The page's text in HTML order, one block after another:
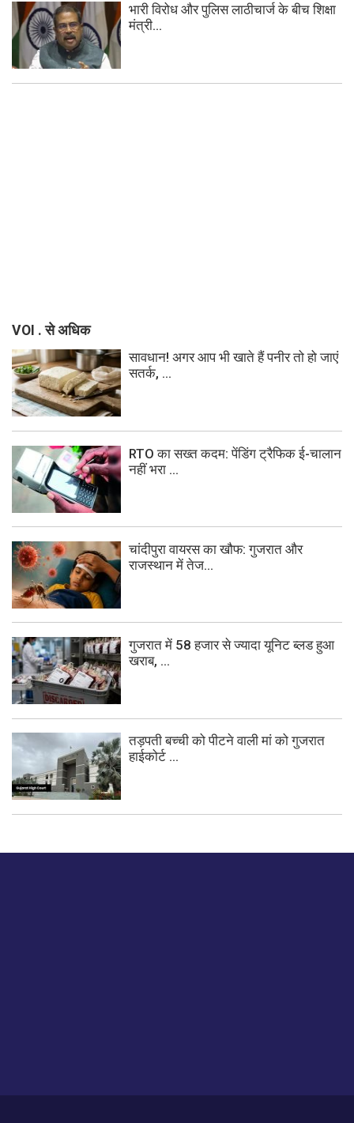
भारी विरोध और पुलिस लाठीचार्ज के बीच शिक्षा
मंत्री...
VOI . से अधिक
सावधान! अगर आप भी खाते हैं पनीर तो हो जाएं
सतर्क, ...
RTO का सख्त कदम: पेंडिंग ट्रैफिक ई-चालान
नहीं भरा ...
चांदीपुरा वायरस का खौफ: गुजरात और
राजस्थान में तेज...
गुजरात में 58 हजार से ज्यादा यूनिट ब्लड हुआ
खराब, ...
तड़पती बच्ची को पीटने वाली मां को गुजरात
हाईकोर्ट ...